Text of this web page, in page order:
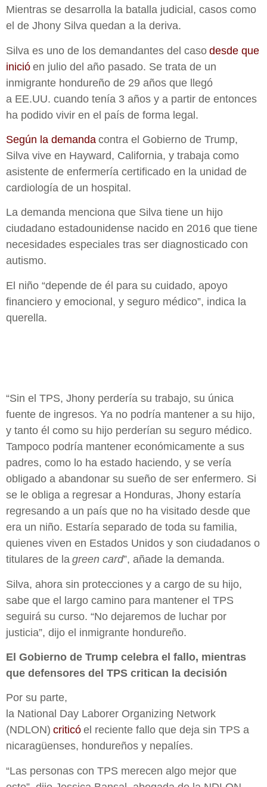
Mientras se desarrolla la batalla judicial, casos como
el de Jhony Silva quedan a la deriva.
Silva es uno de los demandantes del caso desde que
inició en julio del año pasado. Se trata de un
inmigrante hondureño de 29 años que llegó
a EE.UU. cuando tenía 3 años y a partir de entonces
ha podido vivir en el país de forma legal.
Según la demanda contra el Gobierno de Trump,
Silva vive en Hayward, California, y trabaja como
asistente de enfermería certificado en la unidad de
cardiología de un hospital.
La demanda menciona que Silva tiene un hijo
ciudadano estadounidense nacido en 2016 que tiene
necesidades especiales tras ser diagnosticado con
autismo.
El niño “depende de él para su cuidado, apoyo
financiero y emocional, y seguro médico”, indica la
querella.
“Sin el TPS, Jhony perdería su trabajo, su única
fuente de ingresos. Ya no podría mantener a su hijo,
y tanto él como su hijo perderían su seguro médico.
Tampoco podría mantener económicamente a sus
padres, como lo ha estado haciendo, y se vería
obligado a abandonar su sueño de ser enfermero. Si
se le obliga a regresar a Honduras, Jhony estaría
regresando a un país que no ha visitado desde que
era un niño. Estaría separado de toda su familia,
quienes viven en Estados Unidos y son ciudadanos o
titulares de la green card”, añade la demanda.
Silva, ahora sin protecciones y a cargo de su hijo,
sabe que el largo camino para mantener el TPS
seguirá su curso. “No dejaremos de luchar por
justicia”, dijo el inmigrante hondureño.
El Gobierno de Trump celebra el fallo, mientras
que defensores del TPS critican la decisión
Por su parte,
la National Day Laborer Organizing Network
(NDLON) criticó el reciente fallo que deja sin TPS a
nicaragüenses, hondureños y nepalíes.
“Las personas con TPS merecen algo mejor que